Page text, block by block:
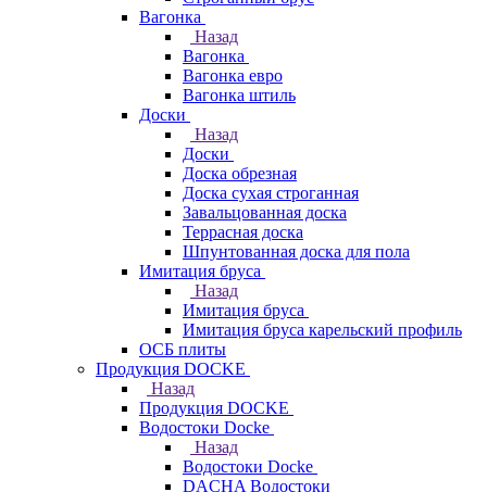
Вагонка
Назад
Вагонка
Вагонка евро
Вагонка штиль
Доски
Назад
Доски
Доска обрезная
Доска сухая строганная
Завальцованная доска
Террасная доска
Шпунтованная доска для пола
Имитация бруса
Назад
Имитация бруса
Имитация бруса карельский профиль
ОСБ плиты
Продукция DOCKE
Назад
Продукция DOCKE
Водостоки Docke
Назад
Водостоки Docke
DACHA Водостоки